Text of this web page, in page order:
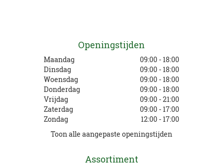
Openingstijden
Maandag
09:00 - 18:00
Dinsdag
09:00 - 18:00
Woensdag
09:00 - 18:00
Donderdag
09:00 - 18:00
Vrijdag
09:00 - 21:00
Zaterdag
09:00 - 17:00
Zondag
12:00 - 17:00
Toon alle aangepaste openingstijden
Assortiment